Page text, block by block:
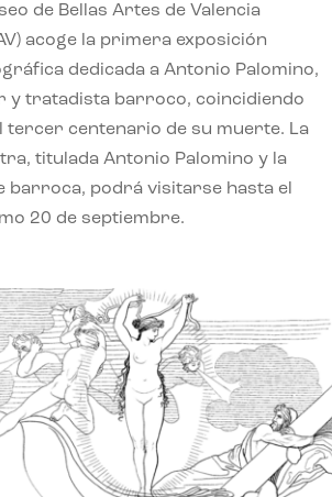
de Bellas Artes de Valencia
acoge la primera exposición
dedicada a Antonio Palomino,
y tratadista barroco, coincidiendo
tercer centenario de su muerte. La
titulada Antonio Palomino y la
barroca, podrá visitarse hasta el
20 de septiembre.